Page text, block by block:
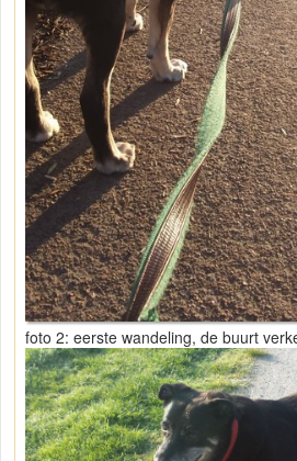
foto 2: eerste wandeling, de buurt